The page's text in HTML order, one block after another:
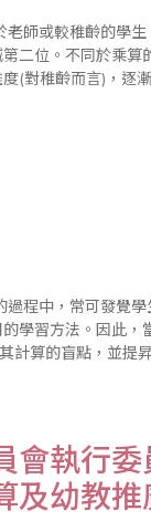
二位。不同於乘算
(對稚齡而言)，逐
學習方法。因此
昇學習的效能。 1、計算答
會執行
及幼教